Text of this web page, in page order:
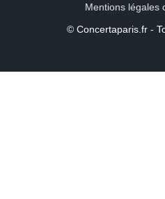
Mentions légales
© Concertaparis.fr -